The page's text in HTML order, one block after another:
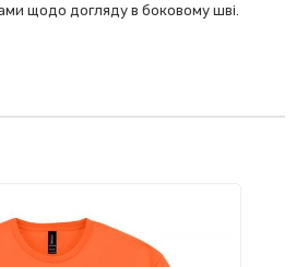
щодо догляду в боковому шві.